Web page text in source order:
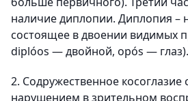
наличие диплопии. Диплопия –
состоящее в двоении видимых
diplóos — двойной, opós — глаз).
2. Содружественное косоглазие
нарушением в зрительном